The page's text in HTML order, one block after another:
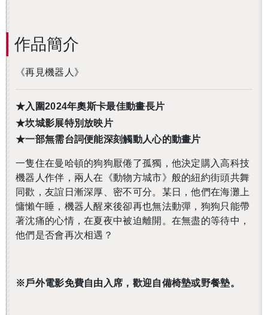
作品簡介
《再見機器人》
★入圍2024年奧斯卡最佳動畫長片
★坎城影展特別放映片
★一部無需台詞便能深刻觸動人心的動畫片
一隻住在曼哈頓的狗狗厭倦了孤獨，他決定購入高科技
機器人作伴，兩人在《動物方城市》般的紐約街頭共舞
同歡，友誼日漸深厚、密不可分。某日，他們在海灘上
慵懶午睡，機器人醒來後卻再也無法動彈，狗狗只能帶
著沈痛的心情，在夏夜中被迫離開。在無盡的等待中，
他們是否會再次相遇？
※戶外電影免費自由入席，歡迎自備椅墊或野餐墊。